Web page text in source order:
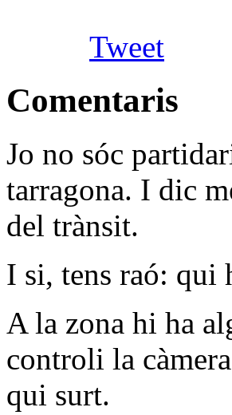
Tweet
Comentaris
Jo no sóc
tarragona. I dic
del trànsit.
I si, tens raó: qui
A la zona hi ha
controli la
qui surt.